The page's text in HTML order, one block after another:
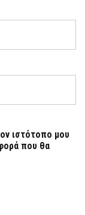
ιστότοπο μου
που θα